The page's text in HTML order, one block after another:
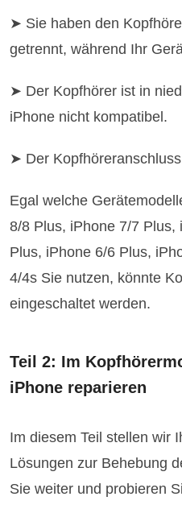
➤ Sie haben den
getrennt, während Ihr
➤ Der Kopfhörer ist in
iPhone nicht kompatibel.
➤ Der
Egal welche
8/8 Plus, iPhone 7/7
Plus, iPhone 6/6 Plus,
4/4s Sie nutzen, könnte
eingeschaltet werden.
Teil 2: Im
iPhone reparieren
Im diesem Teil stellen wir
Lösungen zur Behebung
Sie weiter und probieren